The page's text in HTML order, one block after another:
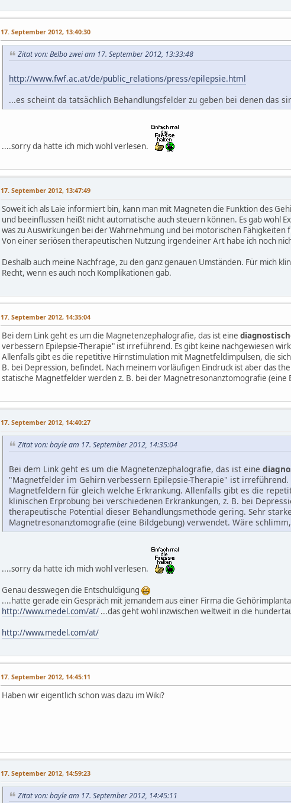
17. September 2012, 13:40:30
Zitat von: Belbo zwei am 17. September 2012, 13:33:48
http://www.fwf.ac.at/de/public_relations/press/epilepsie.html
...es scheint da tatsächlich Behandlungsfelder zu geben bei denen das
....sorry da hatte ich mich wohl verlesen.
17. September 2012, 13:47:49
Soweit ich als Laie informiert bin, kann man mit Magneten die Funktion des
und beeinflussen heißt nicht automatische auch steuern können. Es gab wohl
was zu Auswirkungen bei der Wahrnehmung und bei motorischen Fähigkeiten
Von einer seriösen therapeutischen Nutzung irgendeiner Art habe ich noch
Deshalb auch meine Nachfrage, zu den ganz genauen Umständen. Für mich
Recht, wenn es auch noch Komplikationen gab.
17. September 2012, 14:35:04
Bei dem Link geht es um die Magnetenzephalografie, das ist eine
verbessern Epilepsie-Therapie" ist irreführend. Es gibt keine nachgewiesen
Allenfalls gibt es die repetitive Hirnstimulation mit Magnetfeldimpulsen, die
B. bei Depression, befindet. Nach meinem vorläufigen Eindruck ist aber das
statische Magnetfelder werden z. B. bei der Magnetresonanztomografie
17. September 2012, 14:40:27
Zitat von: bayle am 17. September 2012, 14:35:04
Bei dem Link geht es um die Magnetenzephalografie, das ist eine
"Magnetfelder im Gehirn verbessern Epilepsie-Therapie" ist
Magnetfeldern für gleich welche Erkrankung. Allenfalls gibt es die
klinischen Erprobung bei verschiedenen Erkrankungen, z. B. bei
therapeutische Potential dieser Behandlungsmethode gering. Sehr
Magnetresonanztomografie (eine Bildgebung) verwendet. Wäre
....sorry da hatte ich mich wohl verlesen.
Genau desswegen die Entschuldigung
....hatte gerade ein Gespräch mit jemandem aus einer Firma die
http://www.medel.com/at/ ...das geht wohl inzwischen weltweit in die
http://www.medel.com/at/
17. September 2012, 14:45:11
Haben wir eigentlich schon was dazu im Wiki?
17. September 2012, 14:59:23
Zitat von: bayle am 17. September 2012, 14:45:11